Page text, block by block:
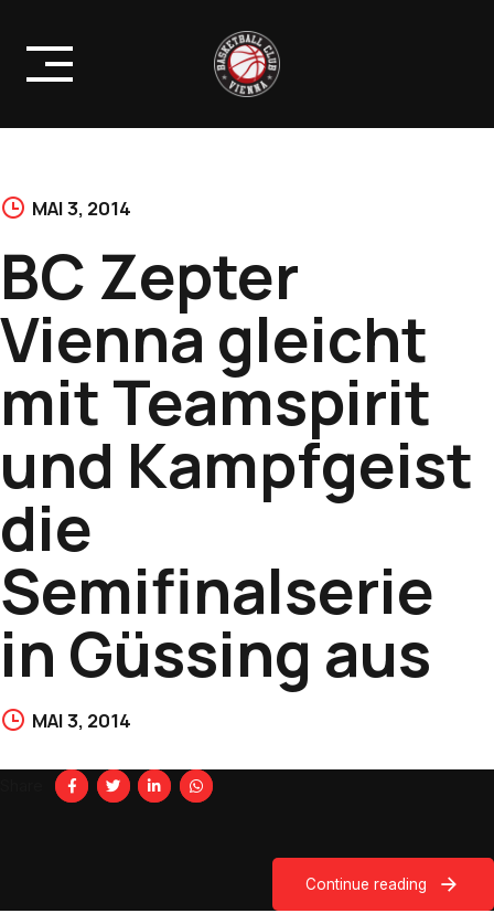
content
MAI 3, 2014
BC Zepter
Vienna gleicht
mit Teamspirit
und Kampfgeist
die
Semifinalserie
in Güssing aus
MAI 3, 2014
Continue reading